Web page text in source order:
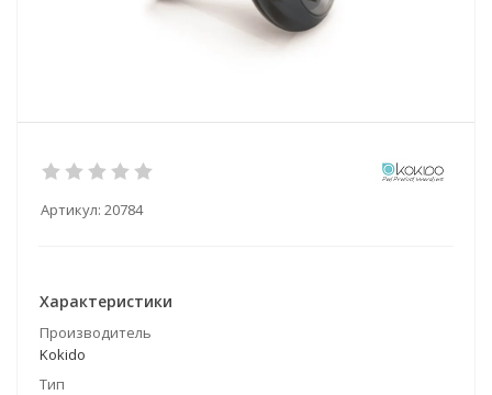
Артикул: 20784
Характеристики
Производитель
Kokido
Тип